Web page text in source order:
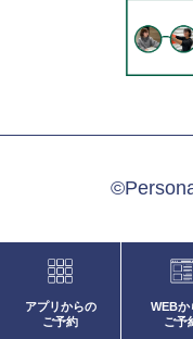
アプリからの
ご予約
WEBか
ご予